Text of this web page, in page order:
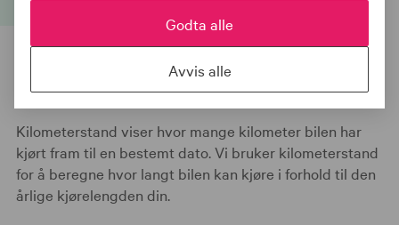
Hvorfor er det viktig å oppgi riktig
kilometerstand?
Kilometerstand viser hvor mange kilometer bilen har
kjørt fram til en bestemt dato. Vi bruker kilometerstand
for å beregne hvor langt bilen kan kjøre i forhold til den
årlige kjørelengden din.
Godta alle
Avvis alle